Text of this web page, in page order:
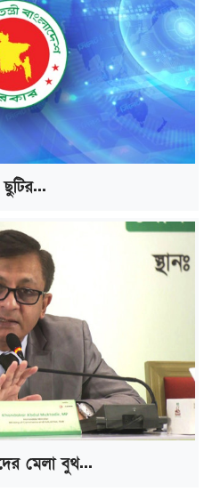
মেলা বুথ...